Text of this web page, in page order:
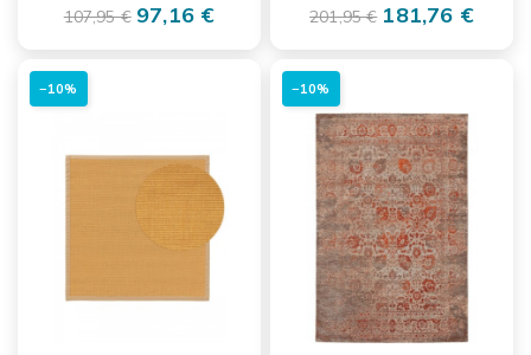
107,95 € 97,16 €
NATURAALNE
PÕRANDAKATE
201,95 € 181,76 €
−10% −10%